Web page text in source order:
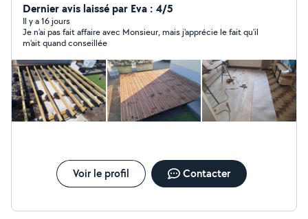
Dernier avis laissé par Eva : 4/5
Il y a 16 jours
Je n'ai pas fait affaire avec Monsieur, mais j'apprécie le fait qu'il
m'ait quand conseillée
Voir le profil Contacter